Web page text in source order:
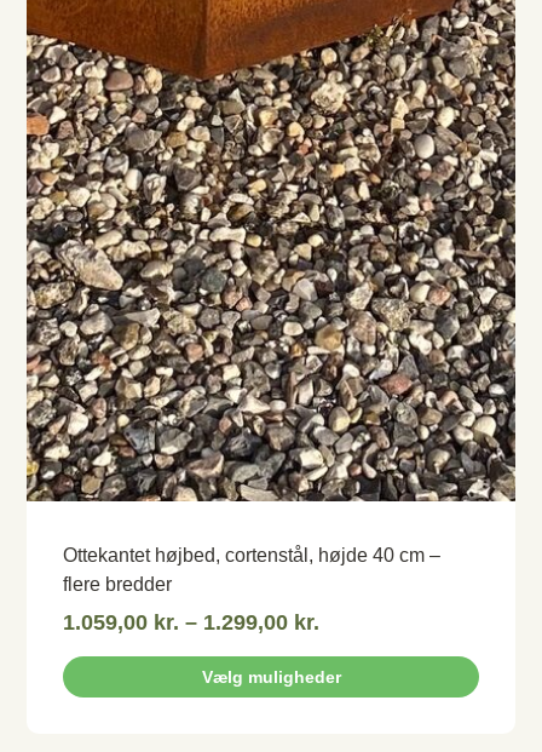
Ottekantet højbed, cortenstål, højde 40 cm –
flere bredder
1.059,00 kr. – 1.299,00 kr.
Vælg muligheder